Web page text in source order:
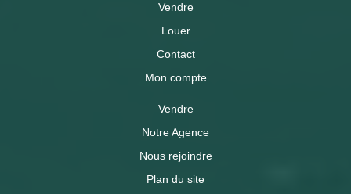
Vendre
Louer
Contact
Mon compte
Vendre
Notre Agence
Nous rejoindre
Plan du site